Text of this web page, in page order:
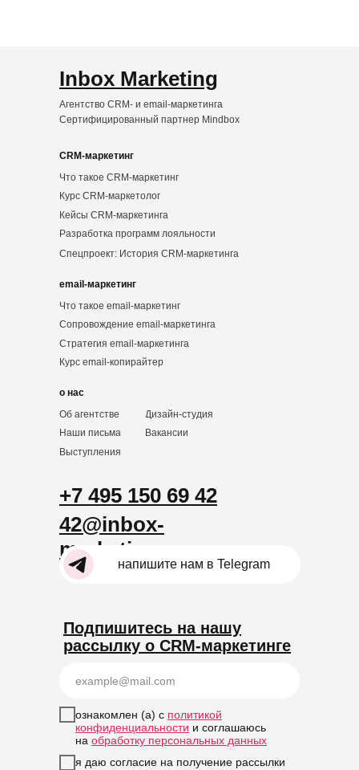
Подпишитесь на нашу
рассылку о CRM-маркетинге
Inbox Marketing
Агентство CRM- и email-маркетинга
Сертифицированный партнер Mindbox
ознакомлен (а) с политикой
конфиденциальности и соглашаюсь
на обработку персональных данных
я даю согласие на получение рассылки
+7 495 150 69 42
42@inbox-
marketing.ru
CRM-маркетинг
напишите нам в Telegram
Что такое CRM-маркетинг
Курс CRM-маркетолог
Кейсы CRM-маркетинга
Разработка программ лояльности
Спецпроект: История CRM-маркетинга
email-маркетинг
Что такое email-маркетинг
Сопровождение email-маркетинга
Стратегия email-маркетинга
Курс email-копирайтер
о нас
Об агентстве
Наши письма
Выступления
Дизайн-студия
Вакансии